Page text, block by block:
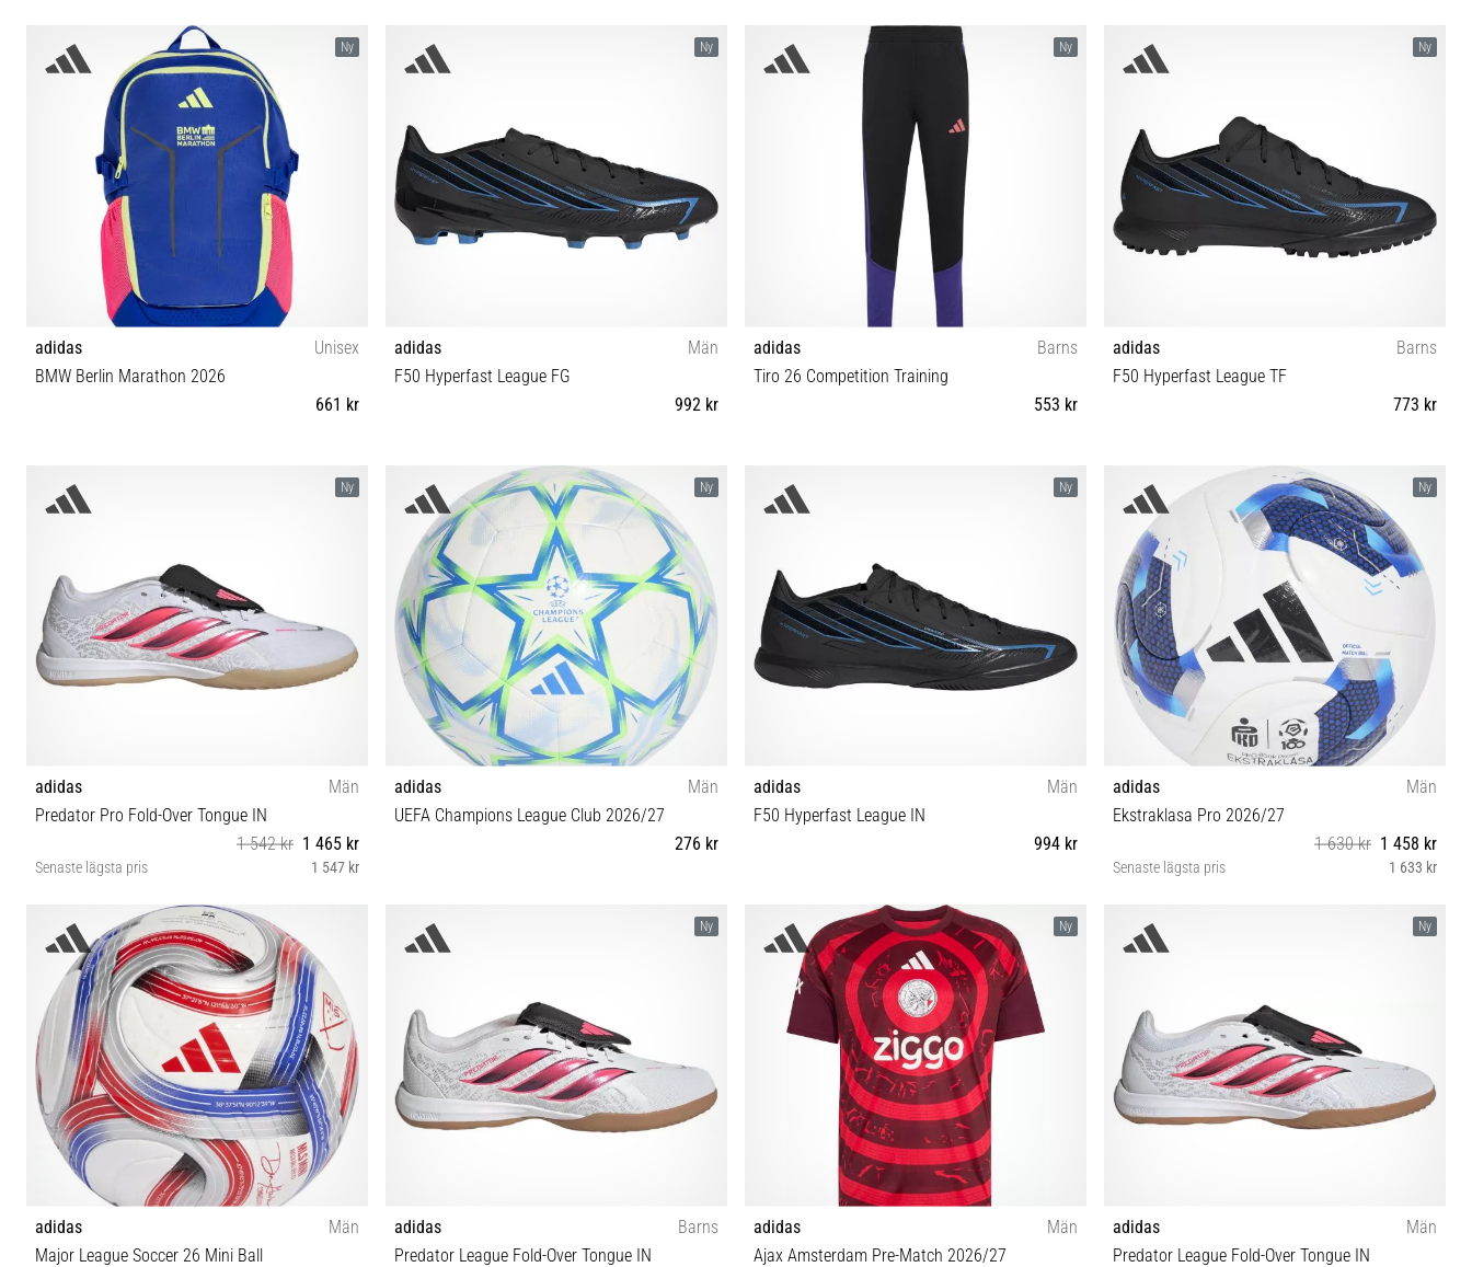
37⅓ 38 38⅔ 39⅓ 40 40⅔ 41⅓ 42 42⅔ 43⅓ 44
44⅔ 45⅓ 46 46⅔ 47⅓ 48 48⅔
37⅓ 38 38⅔ 39⅓ 40 40⅔ 41⅓ 42 42⅔ 43⅓ 44
40⅔ 42 42⅔ 43⅓ 44 44⅔ 45⅓
Ny
adidas
Unisex
BMW Berlin Marathon 2026
661 kr
Ny
adidas
Män
F50 Hyperfast League FG
992 kr
39⅓ 41⅓ 42 42⅔ 43⅓ 44 44⅔ 45⅓ 46 46⅔ 47⅓
Ny
adidas
Barns
Tiro 26 Competition Training
553 kr
XS (123-128 cm) S (135-140 cm) M (147-152 cm) L
Ny
adidas
Barns
F50 Hyperfast League TF
773 kr
30½ 31 31½ 32 33 33½ 34 35 35½ 36 36⅔ 37⅓ 38
38⅔
Ny
adidas
Män
Predator Pro Fold-Over Tongue IN
1 542 kr 1 465 kr
Senaste lägsta pris 1 547 kr
39⅓ 40 40⅔ 41⅓ 42 42⅔ 43⅓ 44 44⅔ 45⅓ 46
46⅔ 47⅓ 48
Ny
adidas
Män
UEFA Champions League Club 2026/27
276 kr
Ny
adidas
Män
F50 Hyperfast League IN
994 kr
39⅓ 40 40⅔ 41⅓ 42 42⅔ 43⅓ 44 44⅔ 45⅓ 46
46⅔ 47⅓
Ny
adidas
Män
Ekstraklasa Pro 2026/27
1 630 kr 1 458 kr
Senaste lägsta pris 1 633 kr
adidas
Män
Major League Soccer 26 Mini Ball
Ny
adidas
Barns
Predator League Fold-Over Tongue IN
Ny
adidas
Män
Ajax Amsterdam Pre-Match 2026/27
Ny
adidas
Män
Predator League Fold-Over Tongue IN